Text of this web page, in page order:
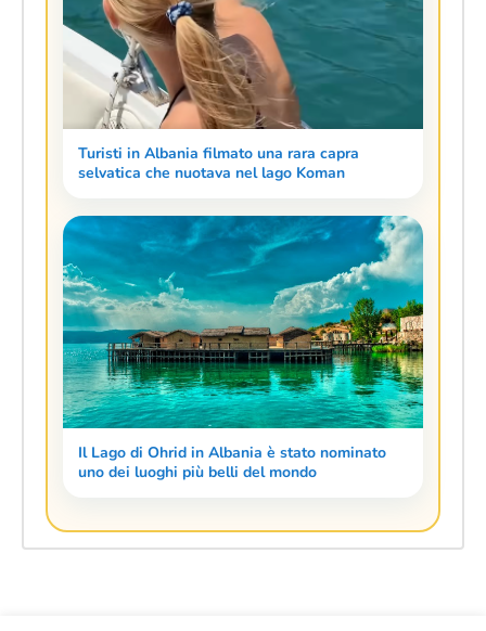
Turisti in Albania filmato una rara capra
selvatica che nuotava nel lago Koman
Il Lago di Ohrid in Albania è stato nominato
uno dei luoghi più belli del mondo